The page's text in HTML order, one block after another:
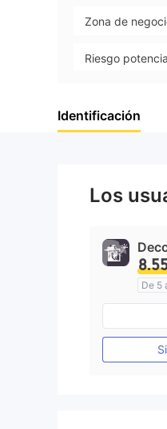
Zona de
Riesgo
Identificación
Los
De 5